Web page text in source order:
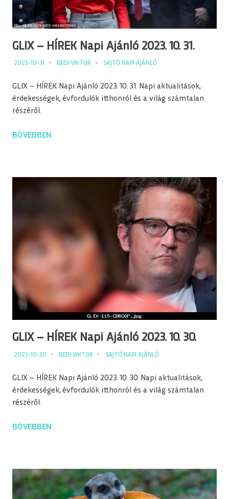
GLIX – HÍREK Napi Ajánló 2023. 10. 31.
2023-10-31 BEDI VIKTOR SAJTÓ NAPI AJÁNLÓ
GLIX – HÍREK Napi Ajánló 2023. 10. 31. Napi aktualitások,
érdekességek, évfordulók itthonról és a világ számtalan
részéről.
BŐVEBBEN
GLIX – HÍREK Napi Ajánló 2023. 10. 30.
2023-10-30 BEDI VIKTOR SAJTÓ NAPI AJÁNLÓ
GLIX – HÍREK Napi Ajánló 2023. 10. 30. Napi aktualitások,
érdekességek, évfordulók itthonról és a világ számtalan
részéről.
BŐVEBBEN